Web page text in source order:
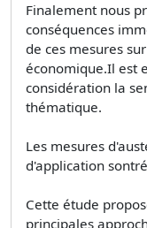
Finalement nous
conséquences
de ces mesures
économique.Il est
considération la
thématique.
Les mesures
d'application
Cette étude
principales